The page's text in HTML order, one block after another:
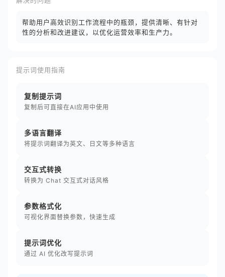
帮助用户高效识别工作流程中的瓶颈，提供清晰、有针对
性的分析和改进建议，以优化运营效率和生产力。
提示词使用指南
复制提示词
复制后可直接在AI应用中使用
多语言翻译
将提示词翻译为英文、日文等多种语言
交互式转换
转换为 Chat 交互式对话风格
参数格式化
可视化界面替换参数，快速生成
提示词优化
通过 AI 优化改写提示词